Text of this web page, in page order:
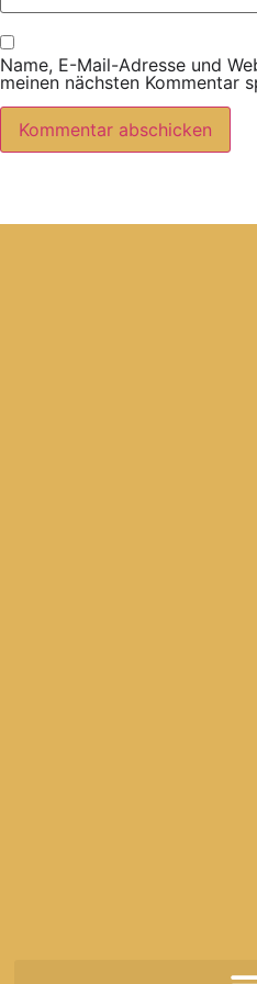
Name, E-Mail-Adresse und
meinen nächsten Kommentar